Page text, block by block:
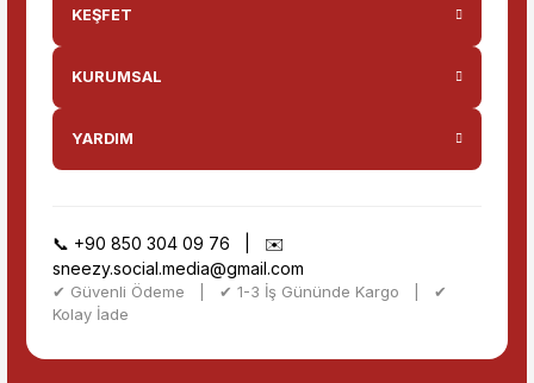
KEŞFET
KURUMSAL
YARDIM
📞 +90 850 304 09 76 | ✉️
sneezy.social.media@gmail.com
✔ Güvenli Ödeme | ✔ 1-3 İş Gününde Kargo | ✔
Kolay İade